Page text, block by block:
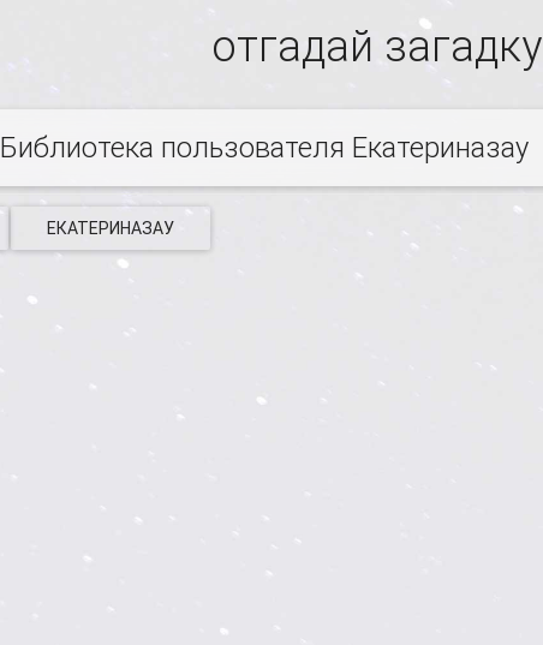
отгадай загадку
Библиотека пользователя Екатериназау
ЕКАТЕРИНАЗАУ